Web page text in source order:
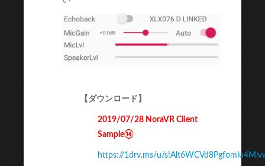
【ダウンロード】
2019/07/28 NoraVR Client
Sample⑭
https://1drv.ms/u/